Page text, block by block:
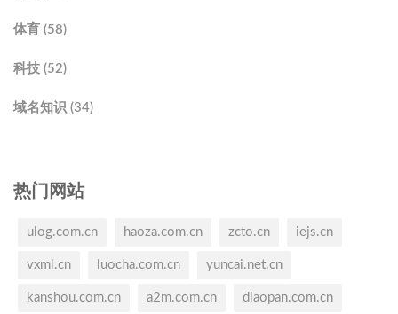
体育 (58)
科技 (52)
域名知识 (34)
热门网站
ulog.com.cn haoza.com.cn zcto.cn iejs.cn
vxml.cn luocha.com.cn yuncai.net.cn
kanshou.com.cn a2m.com.cn diaopan.com.cn